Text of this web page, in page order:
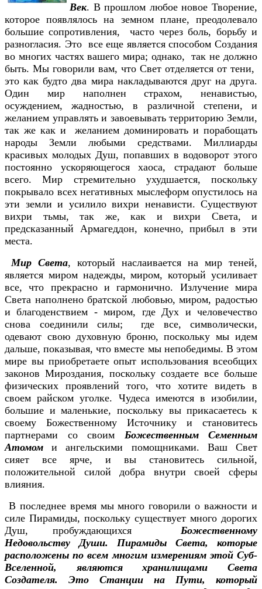
Век. В прошлом любое новое Творение,
которое появлялось на земном плане, преодолевало
большие сопротивления, часто через боль, борьбу и
разногласия. Это все еще является способом Создания
во многих частях вашего мира; однако, так не должно
быть. Мы говорили вам, что Свет отделяется от тени,
это как будто два мира накладываются друг на друга.
Один мир наполнен страхом, ненавистью,
осуждением, жадностью, в различной степени, и
желанием управлять и завоевывать территорию Земли,
так же как и желанием доминировать и порабощать
народы Земли любыми средствами. Миллиарды
красивых молодых Душ, попавших в водоворот этого
постоянно ускоряющегося хаоса, страдают больше
всего. Мир стремительно ухудшается, поскольку
покрывало всех негативных мыслеформ опустилось на
эти земли и усилило вихри ненависти. Существуют
вихри тьмы, так же, как и вихри Света, и
предсказанный Армагеддон, конечно, прибыл в эти
места.
Мир Света, который наслаивается на мир теней,
является миром надежды, миром, который усиливает
все, что прекрасно и гармонично. Излучение мира
Света наполнено братской любовью, миром, радостью
и благоденствием - миром, где Дух и человечество
снова соединили силы; где все, символически,
одевают свою духовную броню, поскольку мы идем
дальше, показывая, что вместе мы непобедимы. В этом
мире вы приобретаете опыт использования всеобщих
законов Мироздания, поскольку создаете все больше
физических проявлений того, что хотите видеть в
своем райском уголке. Чудеса имеются в изобилии,
большие и маленькие, поскольку вы прикасаетесь к
своему Божественному Источнику и становитесь
партнерами со своим Божественным Семенным
Атомом и ангельскими помощниками. Ваш Свет
сияет все ярче, и вы становитесь сильной,
положительной силой добра внутри своей сферы
влияния.
В последнее время мы много говорили о важности и
силе Пирамиды, поскольку существует много дорогих
Душ, пробуждающихся Божественному
Недовольству Души. Пирамиды Света, которые
расположены по всем многим измерениям этой Суб-
Вселенной, являются хранилищами Света
Создателя. Это Станции на Пути, который